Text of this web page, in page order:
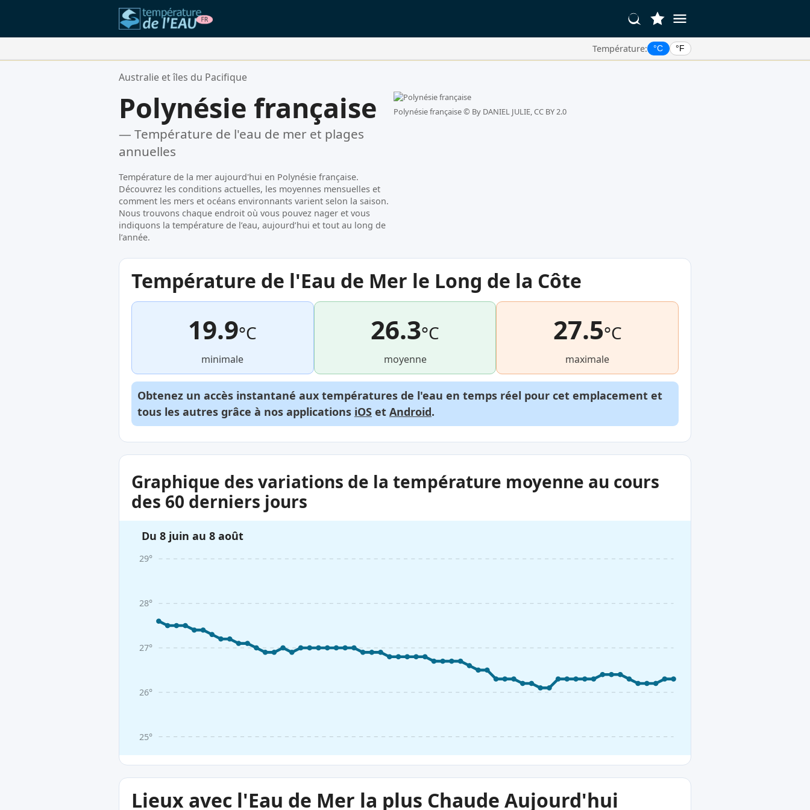
Température: °C °F
Vos Lieux Favoris:
Australie et îles du Pacifique
Polynésie française
— Température de l'eau de mer et plages
annuelles
Température de la mer aujourd'hui en Polynésie française.
Découvrez les conditions actuelles, les moyennes mensuelles et
comment les mers et océans environnants varient selon la saison.
Nous trouvons chaque endroit où vous pouvez nager et vous
indiquons la température de l’eau, aujourd’hui et tout au long de
l’année.
Polynésie française © By DANIEL JULIE, CC BY 2.0
Température de l'Eau de Mer le Long de la Côte
19.9°C
minimale
26.3°C
moyenne
27.5°C
maximale
Obtenez un accès instantané aux températures de l'eau en temps réel pour cet emplacement et
tous les autres grâce à nos applications iOS et Android.
Graphique des variations de la température moyenne au cours
des 60 derniers jours
Du 8 juin au 8 août
25°
26°
27°
28°
29°
Lieux avec l'Eau de Mer la plus Chaude Aujourd'hui